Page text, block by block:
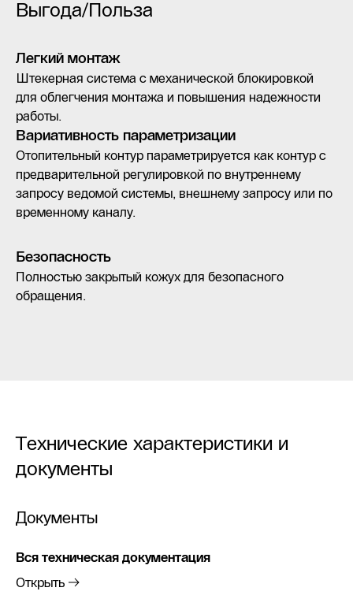
Выгода/Польза
Легкий монтаж
Штекерная система с механической блокировкой
для облегчения монтажа и повышения надежности
работы.
Вариативность параметризации
Отопительный контур параметрируется как контур с
предварительной регулировкой по внутреннему
запросу ведомой системы, внешнему запросу или по
временному каналу.
Безопасность
Полностью закрытый кожух для безопасного
обращения.
Технические характеристики и
документы
Документы
Вся техническая документация
Открыть